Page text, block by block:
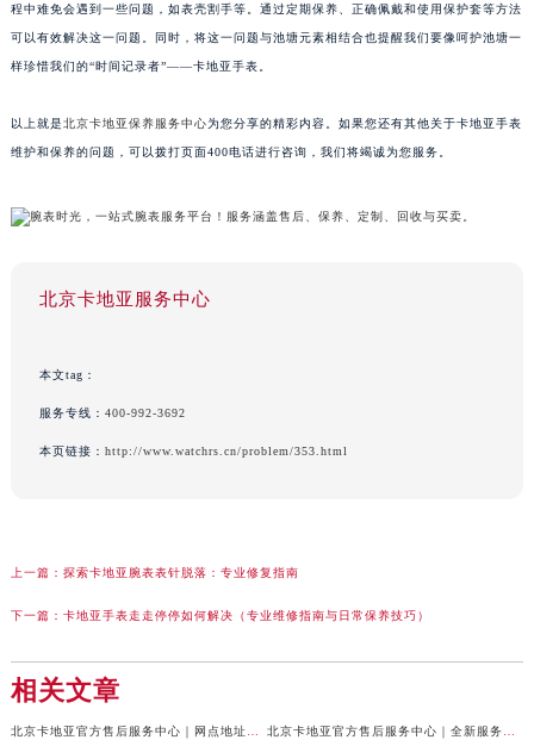
程中难免会遇到一些问题，如表壳割手等。通过定期保养、正确佩戴和使用保护套等方法
可以有效解决这一问题。同时，将这一问题与池塘元素相结合也提醒我们要像呵护池塘一
样珍惜我们的“时间记录者”——卡地亚手表。
以上就是北京卡地亚保养服务中心为您分享的精彩内容。如果您还有其他关于卡地亚手表
维护和保养的问题，可以拨打页面400电话进行咨询，我们将竭诚为您服务。
北京卡地亚服务中心
本文tag：
服务专线： 400-992-3692
本页链接： http://www.watchrs.cn/problem/353.html
上一篇： 探索卡地亚腕表表针脱落：专业修复指南
下一篇： 卡地亚手表走走停停如何解决（专业维修指南与日常保养技巧）
相关文章